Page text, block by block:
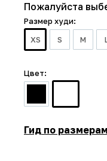
Пожалуйста
Размер худи:
XS
S M
Цвет:
Гид по размерам